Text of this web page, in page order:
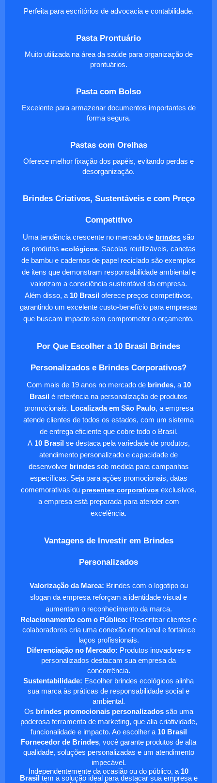
Perfeita para escritórios de advocacia e contabilidade.
Pasta Prontuário
Muito utilizada na área da saúde para organização de
prontuários.
Pasta com Bolso
Excelente para armazenar documentos importantes de
forma segura.
Pastas com Orelhas
Oferece melhor fixação dos papéis, evitando perdas e
desorganização.
Brindes Criativos, Sustentáveis e com Preço
Competitivo
Uma tendência crescente no mercado de brindes são
os produtos ecológicos. Sacolas reutilizáveis, canetas
de bambu e cadernos de papel reciclado são exemplos
de itens que demonstram responsabilidade ambiental e
valorizam a consciência sustentável da empresa.
Além disso, a 10 Brasil oferece preços competitivos,
garantindo um excelente custo-benefício para empresas
que buscam impacto sem comprometer o orçamento.
Por Que Escolher a 10 Brasil Brindes
Personalizados e Brindes Corporativos?
Com mais de 19 anos no mercado de brindes, a 10
Brasil é referência na personalização de produtos
promocionais. Localizada em São Paulo, a empresa
atende clientes de todos os estados, com um sistema
de entrega eficiente que cobre todo o Brasil.
A10 Brasil se destaca pela variedade de produtos,
atendimento personalizado e capacidade de
desenvolver brindessob medida para campanhas
específicas. Seja para ações promocionais, datas
comemorativas ou presentes corporativosexclusivos,
a empresa está preparada para atender com
excelência.
Vantagens de Investir em Brindes
Personalizados
Valorização da Marca: Brindes com o logotipo ou
slogan da empresa reforçam a identidade visual e
aumentam o reconhecimento da marca.
Relacionamento com o Público: Presentear clientes e
colaboradores cria uma conexão emocional e fortalece
laços profissionais.
Diferenciação no Mercado: Produtos inovadores e
personalizados destacam sua empresa da
concorrência.
Sustentabilidade: Escolher brindes ecológicos alinha
sua marca às práticas de responsabilidade social e
ambiental.
Os brindes promocionais personalizadossão uma
poderosa ferramenta de marketing, que alia criatividade,
funcionalidade e impacto. Ao escolher a 10 Brasil
Fornecedor de Brindes, você garante produtos de alta
qualidade, soluções personalizadas e um atendimento
impecável.
Independentemente da ocasião ou do público, a 10
Brasil tem a solução ideal para destacar sua empresa e